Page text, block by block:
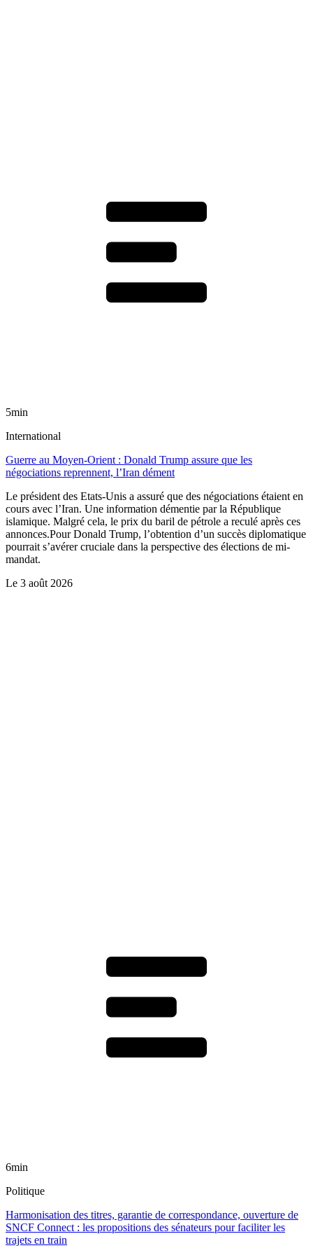
5min
International
Guerre au Moyen-Orient : Donald Trump assure que les
négociations reprennent, l’Iran dément
Le président des Etats-Unis a assuré que des négociations étaient en
cours avec l’Iran. Une information démentie par la République
islamique. Malgré cela, le prix du baril de pétrole a reculé après ces
annonces.Pour Donald Trump, l’obtention d’un succès diplomatique
pourrait s’avérer cruciale dans la perspective des élections de mi-
mandat.
Le 3 août 2026
6min
Politique
Harmonisation des titres, garantie de correspondance, ouverture de
SNCF Connect : les propositions des sénateurs pour faciliter les
trajets en train